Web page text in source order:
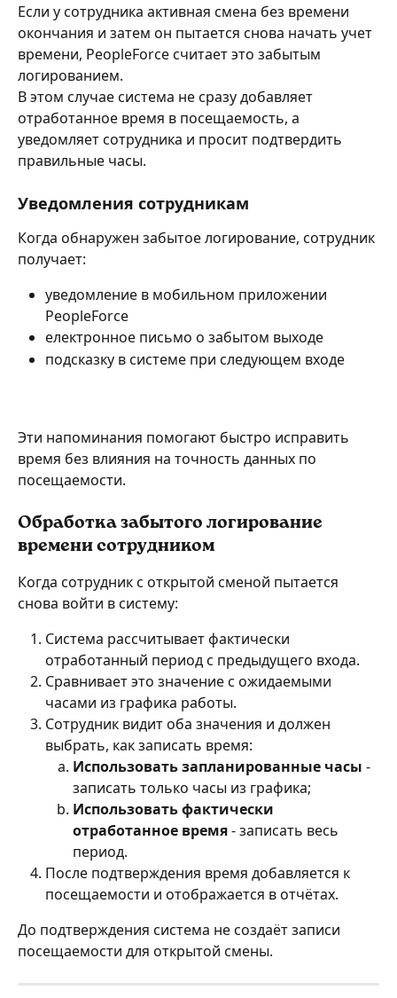
Если у сотрудника активная смена без времени
окончания и затем он пытается снова начать учет
времени, PeopleForce считает это забытым
логированием.
В этом случае система не сразу добавляет
отработанное время в посещаемость, а
уведомляет сотрудника и просит подтвердить
правильные часы.
Уведомления сотрудникам
Когда обнаружен забытое логирование, сотрудник
получает:
уведомление в мобильном приложении
PeopleForce
електронное письмо о забытом выходе
подсказку в системе при следующем входе
Эти напоминания помогают быстро исправить
время без влияния на точность данных по
посещаемости.
Обработка забытого логирование
времени сотрудником
Когда сотрудник с открытой сменой пытается
снова войти в систему:
Система рассчитывает фактически
отработанный период с предыдущего входа.
Сравнивает это значение с ожидаемыми
часами из графика работы.
Сотрудник видит оба значения и должен
выбрать, как записать время:
Использовать запланированные часы -
записать только часы из графика;
Использовать фактически
отработанное время - записать весь
период.
После подтверждения время добавляется к
посещаемости и отображается в отчётах.
До подтверждения система не создаёт записи
посещаемости для открытой смены.